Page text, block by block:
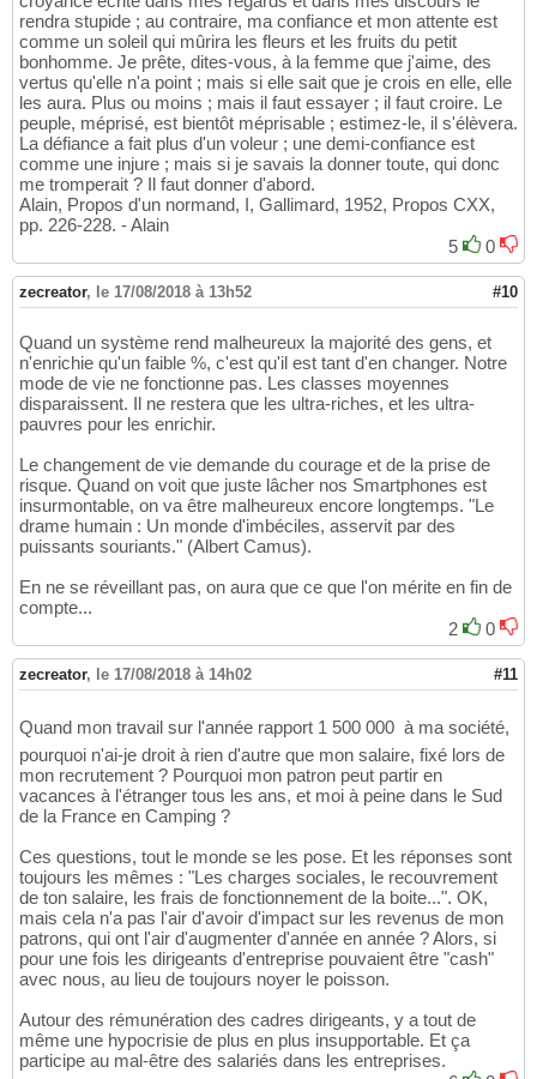
rendra stupide ; au contraire, ma confiance et mon attente est
comme un soleil qui mûrira les fleurs et les fruits du petit
bonhomme. Je prête, dites-vous, à la femme que j'aime, des
vertus qu'elle n'a point ; mais si elle sait que je crois en elle, elle
les aura. Plus ou moins ; mais il faut essayer ; il faut croire. Le
peuple, méprisé, est bientôt méprisable ; estimez-le, il s'élèvera.
La défiance a fait plus d'un voleur ; une demi-confiance est
comme une injure ; mais si je savais la donner toute, qui donc
me tromperait ? Il faut donner d'abord.
Alain, Propos d'un normand, I, Gallimard, 1952, Propos CXX,
pp. 226-228. - Alain
5
0
zecreator, le 17/08/2018 à 13h52 #10
Quand un système rend malheureux la majorité des gens, et
n'enrichie qu'un faible %, c'est qu'il est tant d'en changer. Notre
mode de vie ne fonctionne pas. Les classes moyennes
disparaissent. Il ne restera que les ultra-riches, et les ultra-
pauvres pour les enrichir.
Le changement de vie demande du courage et de la prise de
risque. Quand on voit que juste lâcher nos Smartphones est
insurmontable, on va être malheureux encore longtemps. "Le
drame humain : Un monde d'imbéciles, asservit par des
puissants souriants." (Albert Camus).
En ne se réveillant pas, on aura que ce que l'on mérite en fin de
compte...
2
0
zecreator, le 17/08/2018 à 14h02 #11
Quand mon travail sur l'année rapport 1 500 000  à ma société,
pourquoi n'ai-je droit à rien d'autre que mon salaire, fixé lors de
mon recrutement ? Pourquoi mon patron peut partir en
vacances à l'étranger tous les ans, et moi à peine dans le Sud
de la France en Camping ?
Ces questions, tout le monde se les pose. Et les réponses sont
toujours les mêmes : "Les charges sociales, le recouvrement
de ton salaire, les frais de fonctionnement de la boite...". OK,
mais cela n'a pas l'air d'avoir d'impact sur les revenus de mon
patrons, qui ont l'air d'augmenter d'année en année ? Alors, si
pour une fois les dirigeants d'entreprise pouvaient être "cash"
avec nous, au lieu de toujours noyer le poisson.
Autour des rémunération des cadres dirigeants, y a tout de
même une hypocrisie de plus en plus insupportable. Et ça
participe au mal-être des salariés dans les entreprises.